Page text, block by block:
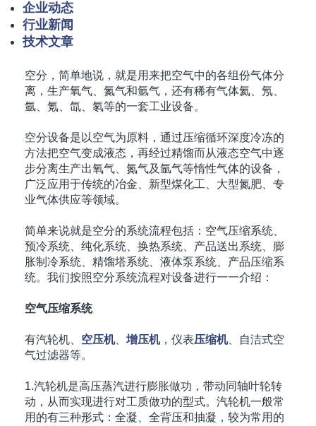
企业动态
行业新闻
技术文章
空分，简单地说，就是用来把空气中的各组份气体分
离，生产氧气、氮气和氩气，还有稀有气体氦、氖、
氩、氪、氙、氡等的一套工业设备。
空分设备是以空气为原料，通过压缩循环深度冷冻的
方法把空气变成液态，再经过精馏而从液态空气中逐
步分离生产出氧气、氮气及氩气等惰性气体的设备，
广泛应用于传统的冶金、新型煤化工、大型氮肥、专
业气体供应等领域。
简单来说就是空分的系统流程包括：空气压缩系统、
预冷系统、纯化系统、换热系统、产品送出系统、膨
胀制冷系统、精馏塔系统、液体泵系统、产品压缩系
统。我们按照空分系统流程对设备进行一一介绍：
空气压缩系统
有汽轮机、 空压机、 增压机，仪表压缩机、自洁式空
气过滤器等。
1.汽轮机是高压蒸汽进行膨胀做功，带动同轴叶轮转
动，从而实现进行对工质做功的型式。汽轮机一般常
用的有三种形式：全凝、全背压和抽凝，较为常用的